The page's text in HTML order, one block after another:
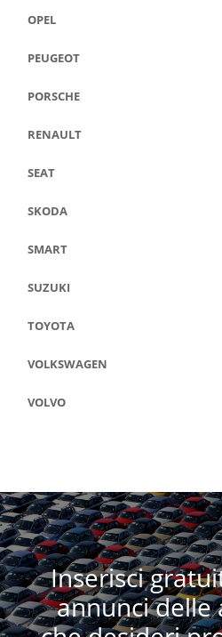
OPEL
PEUGEOT
PORSCHE
RENAULT
SEAT
SKODA
SMART
SUZUKI
TOYOTA
VOLKSWAGEN
VOLVO
Inserisci
annunci delle